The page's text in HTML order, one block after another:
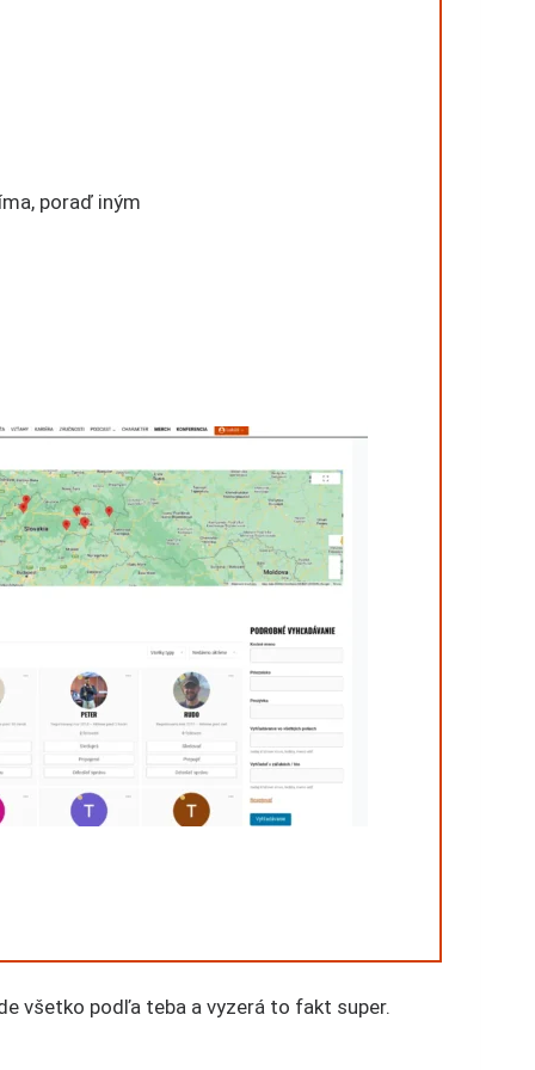
poraď iným
všetko podľa teba a vyzerá to fakt super.